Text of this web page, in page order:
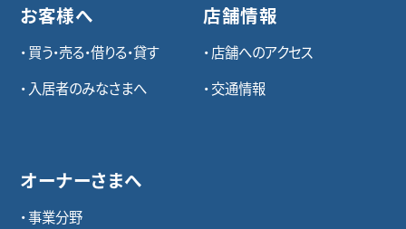
お客様へ
買う・売る・借りる・貸す
入居者のみなさまへ
オーナーさまへ
事業分野
店舗情報
店舗へのアクセス
交通情報